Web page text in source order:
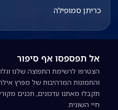
כריתן סמופילה
אל תפספסו אף סיפור
הצטרפו לרשימת התפוצה שלנו
והתמונות המרהיבות של מפרץ
תקבלו מאתנו עדכונים, תכנים
חיי השונית.